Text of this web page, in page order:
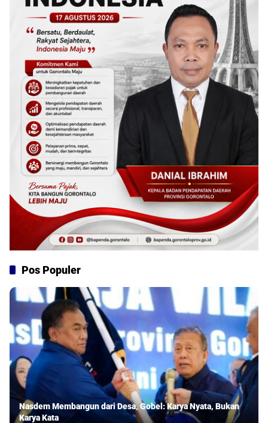
Pos Populer
Nasdem Membangun dari Desa, Gobel: Karya Nyata, Bukan
Karya Kata